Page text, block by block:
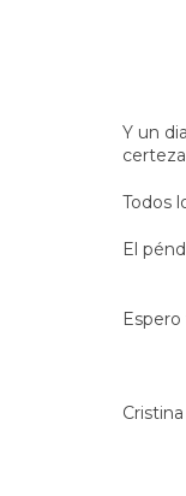
Y un
Todos
El